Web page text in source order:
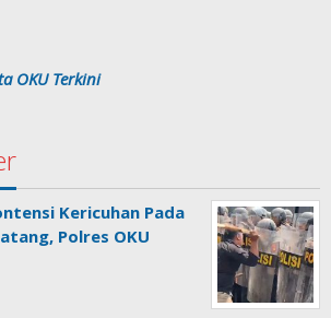
OKU Terkini
Kericuhan Pada
Polres OKU